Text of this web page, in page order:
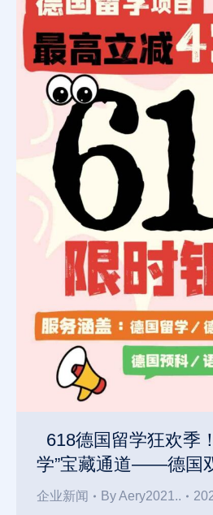
618德国留学狂欢季
学”宝藏通道——德国
企业新闻 ByAery2021..